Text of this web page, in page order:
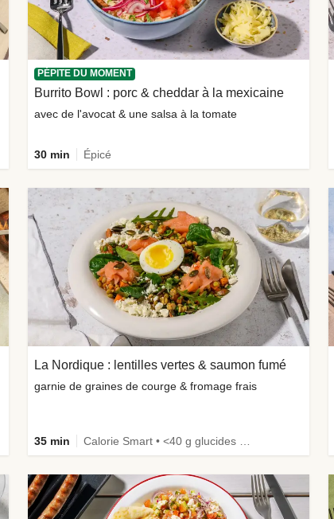
PÉPITE DU MOMENT
Burrito Bowl : porc & cheddar à la mexicaine
avec de l'avocat & une salsa à la tomate
30 min Épicé
La Nordique : lentilles vertes & saumon fumé
garnie de graines de courge & fromage frais
35 min